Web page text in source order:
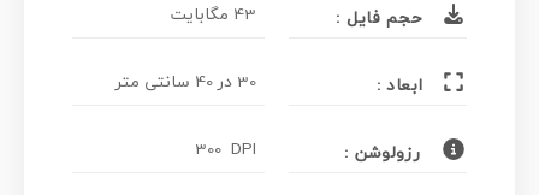
حجم فایل : 43 مگابایت
ابعاد : 30 در 40 سانتی متر
رزولوشن : 300 DPI